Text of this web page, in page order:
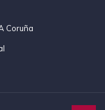
Coruña